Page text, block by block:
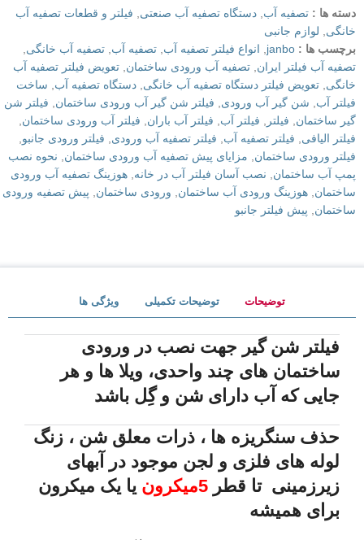
دسته ها : تصفیه آب, دستگاه تصفیه آب صنعتی, فیلتر و قطعات تصفیه آب
خانگی, لوازم جانبی
برچسب ها : janbo
, انواع فیلتر تصفیه آب, تصفیه آب, تصفیه آب خانگی,
تصفیه آب فیلتر ایران, تصفیه آب ورودی ساختمان, تعویض فیلتر تصفیه آب
خانگی, تعویض فیلتر دستگاه تصفیه آب خانگی, دستگاه تصفیه آب, ساخت
فیلتر آب, شن گیر آب ورودی, فيلتر شن گیر آب ورودی ساختمان, فيلتر شن
گیر ساختمان, فیلتر , فیلتر آب, فیلتر آب باران, فیلتر آب ورودی ساختمان,
فیلتر الیافی, فیلتر تصفیه آب, فیلتر تصفیه آب ورودی, فیلتر ورودی جانبو,
فیلتر ورودی ساختمان, مزایای پیش تصفیه آب ورودی ساختمان, نحوه نصب
پمپ آب ساختمان, نصب آسان فیلتر آب در خانه, هوزینگ تصفیه آب ورودی
ساختمان, هوزینگ ورودی آب ساختمان, ورودی ساختمان, پیش تصفیه ورودی
ساختمان, پیش فیلتر جانبو
توضیحات توضیحات تکمیلی ویژگی ها
فیلتر شن گیر جهت نصب در ورودی
ساختمان های چند واحدی، ویلا ها و هر
جایی که آب دارای شن و گِل باشد
حذف سنگریزه ها ، ذرات معلق شن ، زنگ
لوله های فلزی و لجن موجود در آبهای
زیرزمینی تا قطر 5میکرون
یا یک میکرون
برای همیشه